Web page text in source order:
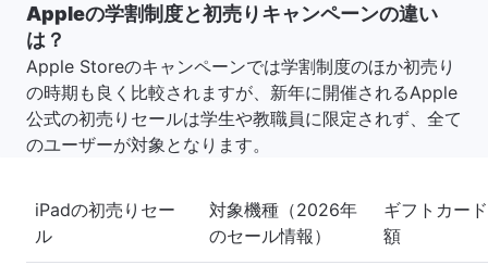
Appleの学割制度と初売りキャンペーンの違い
は？
Apple Storeのキャンペーンでは学割制度のほか初売り
の時期も良く比較されますが、新年に開催されるApple
公式の初売りセールは学生や教職員に限定されず、全て
のユーザーが対象となります。
iPadの初売りセー
ル
対象機種（2026年
のセール情報）
ギフトカー
額